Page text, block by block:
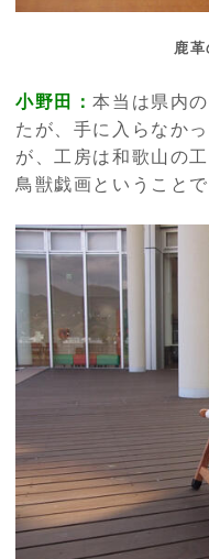
鹿革
小野田：本当は県内
たが、手に入らなか
が、工房は和歌山の
鳥獣戯画ということ